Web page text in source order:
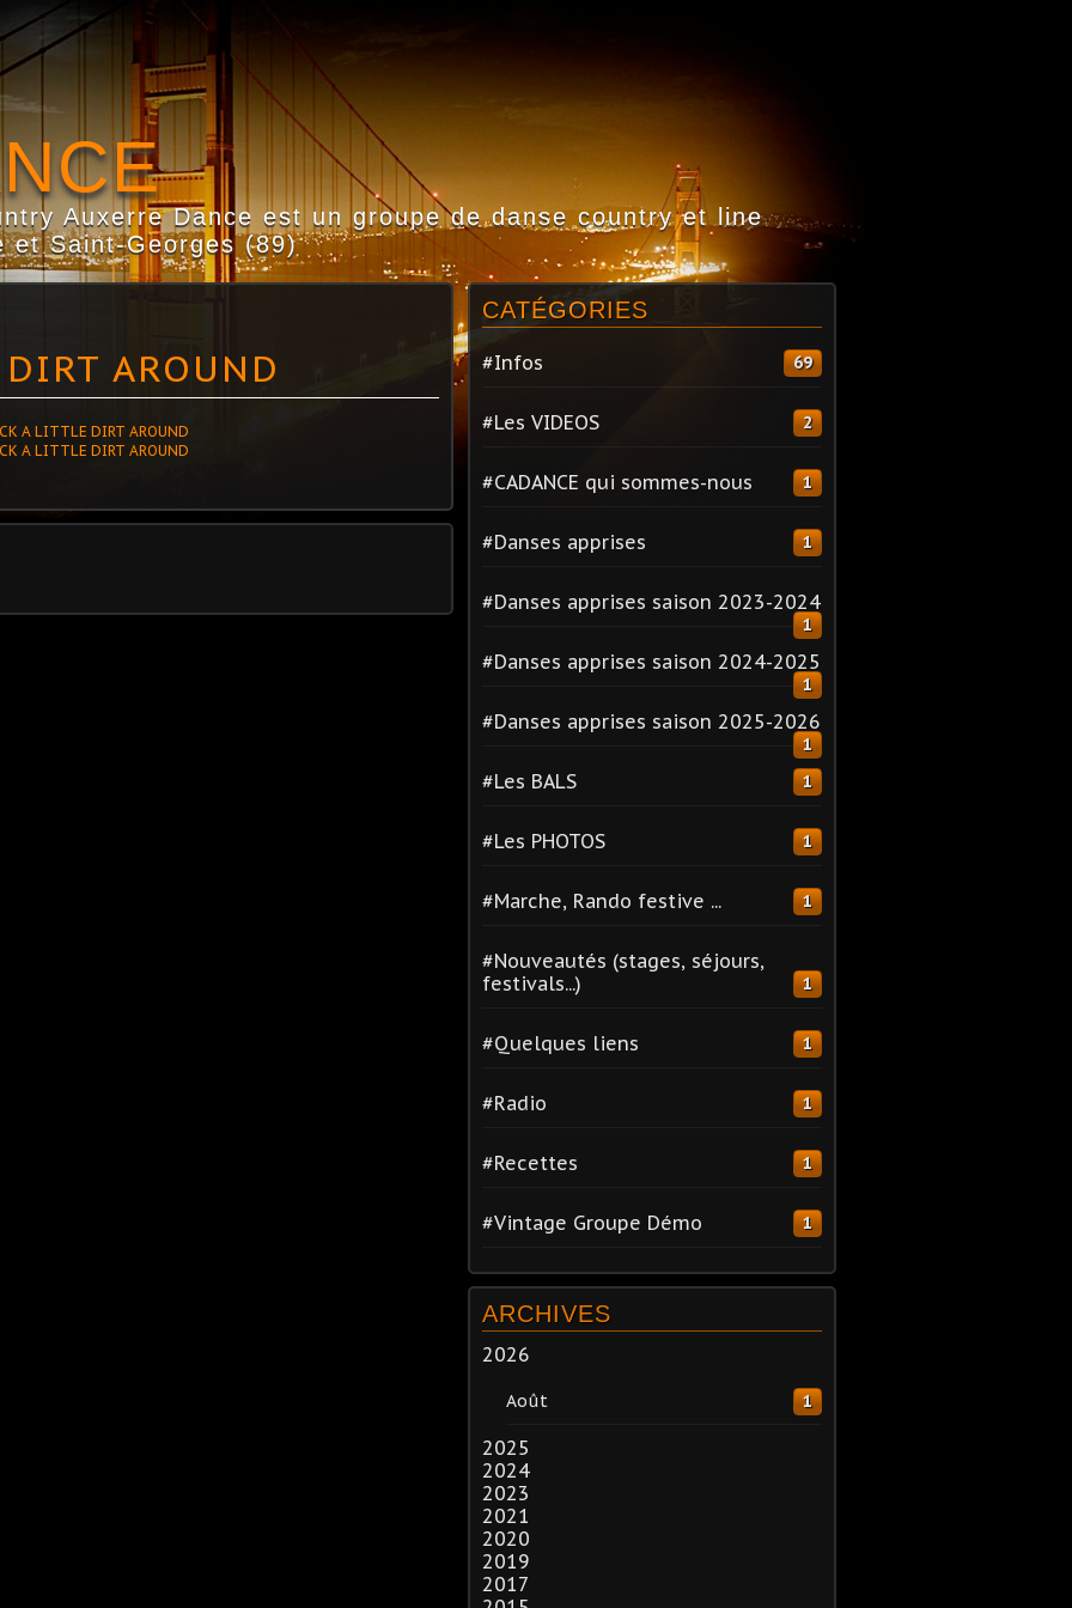
Auxerre Dance est un groupe de danse country et line
et Saint-Georges (89)
AROUND
CATÉGORIES
#Infos 69
#Les VIDEOS 2
#CADANCE qui sommes-nous 1
#Danses apprises 1
#Danses apprises saison 2023-2024
1
#Danses apprises saison 2024-2025
1
#Danses apprises saison 2025-2026
1
#Les BALS 1
#Les PHOTOS 1
#Marche, Rando festive ... 1
#Nouveautés (stages, séjours,
festivals...)
1
#Quelques liens 1
#Radio 1
#Recettes 1
#Vintage Groupe Démo 1
ARCHIVES
2026
Août 1
2025
2024
2023
2021
2020
2019
2017